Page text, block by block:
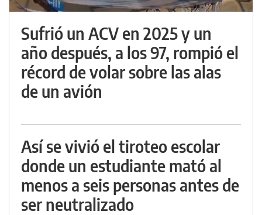
Sufrió un ACV en 2025 y un
año después, a los 97, rompió el
récord de volar sobre las alas
de un avión
Así se vivió el tiroteo escolar
donde un estudiante mató al
menos a seis personas antes de
ser neutralizado